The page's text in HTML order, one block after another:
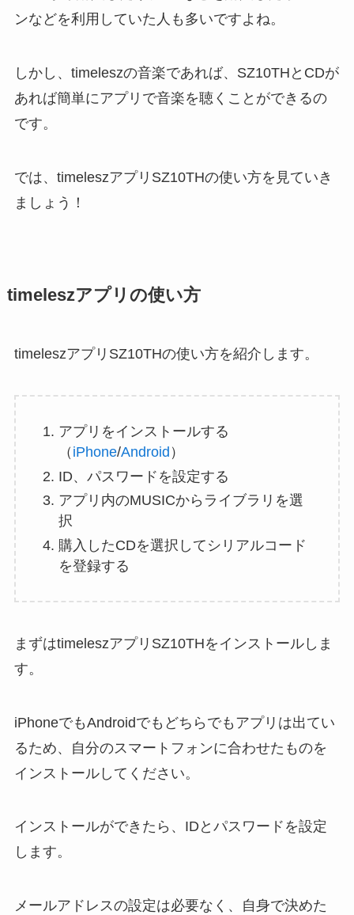
ンなどを利用していた人も多いですよね。
しかし、timeleszの音楽であれば、 SZ10THとCDが
あれば簡単にアプリで音楽を聴くことができるの
です。
では、timeleszアプリSZ10THの使い方を見ていき
ましょう！
timeleszアプリの使い方
timeleszアプリSZ10THの使い方を紹介します。
アプリをインストールする
（ iPhone/Android ）
ID、パスワードを設定する
アプリ内のMUSICからライブラリを選
択
購入したCDを選択してシリアルコード
を登録する
まずはtimeleszアプリSZ10THをインストールしま
す。
iPhoneでもAndroidでもどちらでもアプリは出てい
るため、自分のスマートフォンに合わせたものを
インストールしてください。
インストールができたら、IDとパスワードを設定
します。
メールアドレスの設定は必要なく、自身で決めた